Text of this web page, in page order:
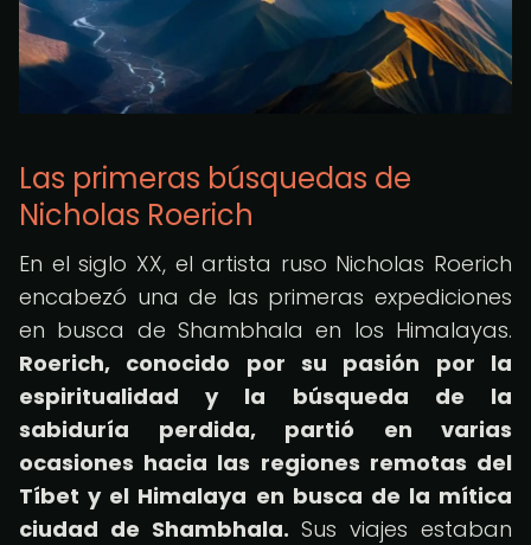
Las primeras búsquedas de
Nicholas Roerich
En el siglo XX, el artista ruso Nicholas Roerich
encabezó una de las primeras expediciones
en busca de Shambhala en los Himalayas.
Roerich, conocido por su pasión por la
espiritualidad y la búsqueda de la
sabiduría perdida, partió en varias
ocasiones hacia las regiones remotas del
Tíbet y el Himalaya en busca de la mítica
ciudad de Shambhala. Sus viajes estaban